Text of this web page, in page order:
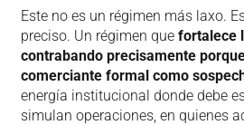
Este no es un régimen más laxo.
preciso. Un régimen que fortalece
contrabando precisamente
comerciante formal como
energía institucional donde debe
simulan operaciones, en quienes